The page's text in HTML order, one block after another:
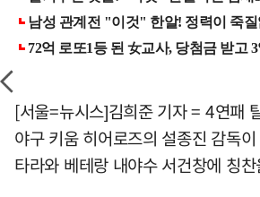
[서울=뉴시스]김희준 기자 = 4연패
야구 키움 히어로즈의 설종진 감독
타라와 베테랑 내야수 서건창에 칭